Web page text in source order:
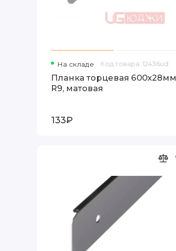
На складе Код товара: 12436ud
Планка торцевая 600х28мм
R9, матовая
133₽